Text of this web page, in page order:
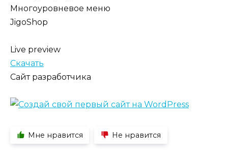
Многоуровневое меню
JigoShop
Live preview
Скачать
Сайт разработчика
Мне нравится Не нравится